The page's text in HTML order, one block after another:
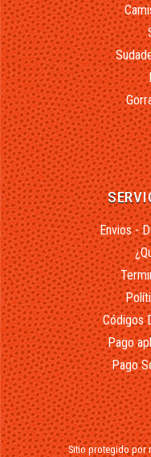
Envios -
Códigos
Pago
Pago
Sitio protegido por